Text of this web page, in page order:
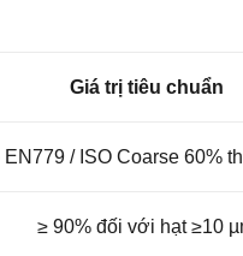
Giá trị tiêu chuẩn
EN779 / ISO Coarse 60%
≥ 90% đối với hạt ≥10